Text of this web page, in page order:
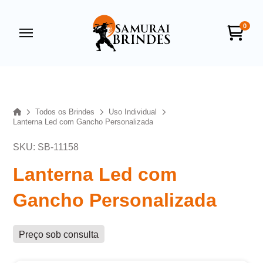
0
HomeTodos os Brindes
Uso Individual
Lanterna Led com Gancho Personalizada
SKU: SB-11158
Lanterna Led com
Gancho Personalizada
Preço sob consulta